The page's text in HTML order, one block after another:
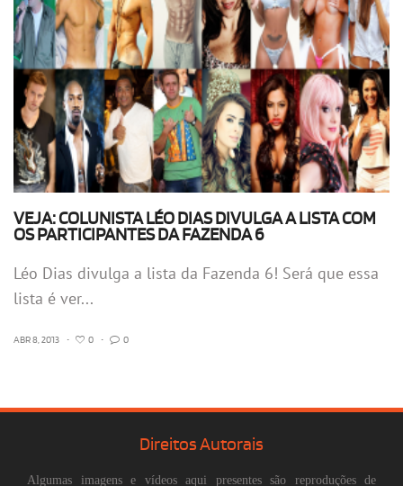
VEJA: COLUNISTA LÉO DIAS DIVULGA A LISTA COM
OS PARTICIPANTES DA FAZENDA 6
Léo Dias divulga a lista da Fazenda 6! Será que essa
lista é ver...
ABR 8, 2013 • 0 • 0
Direitos Autorais
Algumas imagens e vídeos aqui presentes são reproduções de